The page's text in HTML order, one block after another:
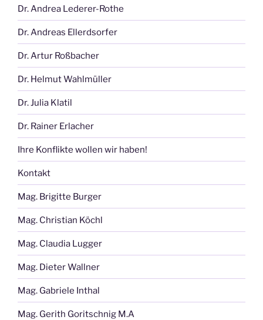
Dr. Andrea Lederer-Rothe
Dr. Andreas Ellerdsorfer
Dr. Artur Roßbacher
Dr. Helmut Wahlmüller
Dr. Julia Klatil
Dr. Rainer Erlacher
Ihre Konflikte wollen wir haben!
Kontakt
Mag. Brigitte Burger
Mag. Christian Köchl
Mag. Claudia Lugger
Mag. Dieter Wallner
Mag. Gabriele Inthal
Mag. Gerith Goritschnig M.A